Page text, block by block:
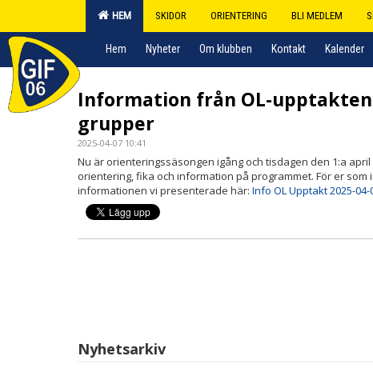
HEM SKIDOR ORIENTERING BLI MEDLEM
Hem Nyheter Om klubben Kontakt Kalender
Information från OL-
grupper
2025-04-07 10:41
Nu är orienteringssäsongen igång och tisdagen den 1:a
orientering, fika och information på programmet. För er
informationen vi presenterade här: Info OL Upptakt 2025-
Nyhetsarkiv